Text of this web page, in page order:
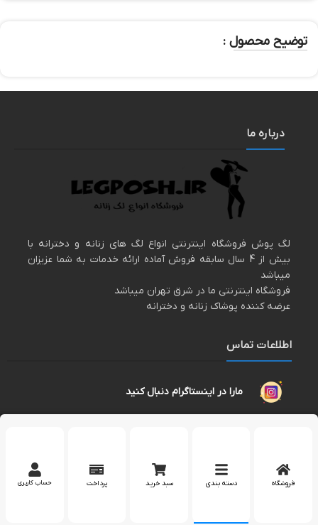
توضیح محصول :
درباره ما
لگ پوش فروشگاه اینترنتی انواع لگ های زنانه و دخترانه با
بیش از 4 سال سابقه فروش آماده ارائه خدمات به شما عزیزان
میباشد
فروشگاه اینترنتی ما در شرق تهران میباشد
عرضه کننده پوشاک زنانه و دخترانه
اطلاعات تماس
مارا در اینستاگرام دنبال کنید
کپی رایت 2023 – تمام حقوق برای وب سایت محفوظ است. فروشگاه دسته بندی سبد خرید پرداخت حساب کاربری